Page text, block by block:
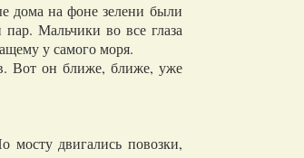
дома на фоне зелени были
Мальчики во все глаза
у самого моря.
Вот он ближе, ближе, уже
двигались повозки,